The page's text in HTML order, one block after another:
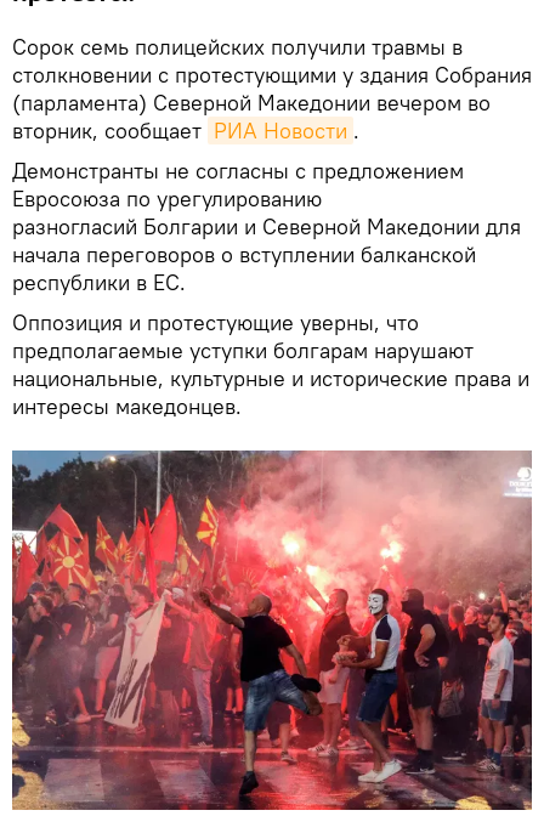
Сорок семь полицейских получили травмы в
столкновении с протестующими у здания Собрания
(парламента) Северной Македонии вечером во
вторник, сообщает РИА Новости .
Демонстранты не согласны с предложением
Евросоюза по урегулированию
разногласий Болгарии и Северной Македонии для
начала переговоров о вступлении балканской
республики в ЕС.
Оппозиция и протестующие уверны, что
предполагаемые уступки болгарам нарушают
национальные, культурные и исторические права и
интересы македонцев.